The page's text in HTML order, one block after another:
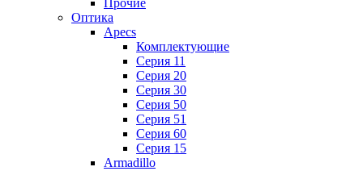
Прочие
Оптика
Apecs
Комплектующие
Серия 11
Серия 20
Серия 30
Серия 50
Серия 51
Серия 60
Серия 15
Armadillo